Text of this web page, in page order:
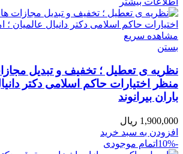
مشاهده سریع
بستن
نظریه ی تعطیل ؛ تخفیف و تبدیل
منظر اختیارات حاکم اسلامی دکتر
باران بیرانوند
1,900,000 ریال
افزودن به سبد خرید
-10%
اتمام موجودی